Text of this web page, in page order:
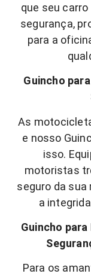
que seu
segurança,
para a
Guincho
As
e nosso
isso.
motoristas
seguro da sua
a
Guincho
Para os